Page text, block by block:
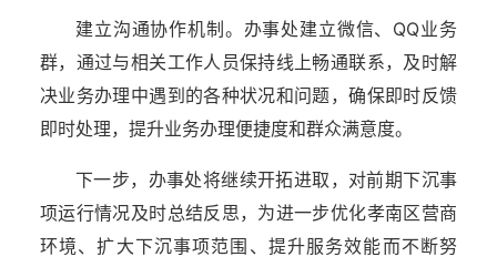
建立沟通协作机制。办事处建立微信、QQ业务
群，通过与相关工作人员保持线上畅通联系，及时解
决业务办理中遇到的各种状况和问题，确保即时反馈
即时处理，提升业务办理便捷度和群众满意度。
下一步，办事处将继续开拓进取，对前期下沉事
项运行情况及时总结反思，为进一步优化孝南区营商
环境、扩大下沉事项范围、提升服务效能而不断努